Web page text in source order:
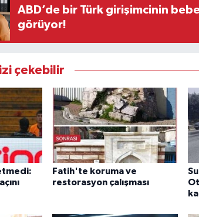
ABD’de bir Türk girişimcinin
görüyor!
çekebilir
Fatih'te koruma ve
restorasyon çalışması